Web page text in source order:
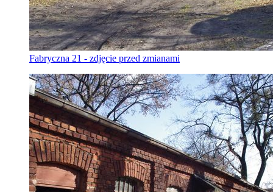
Fabryczna 21 - zdjęcie przed zmianami